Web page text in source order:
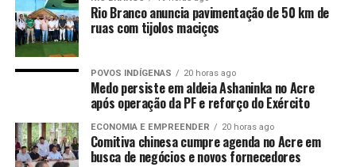
Rio Branco anuncia pavimentação de 50 km de
ruas com tijolos maciços
POVOS INDÍGENAS 20 horas ago
Medo persiste em aldeia Ashaninka no Acre
após operação da PF e reforço do Exército
ECONOMIA E EMPREENDER 20 horas ago
Comitiva chinesa cumpre agenda no Acre em
busca de negócios e novos fornecedores